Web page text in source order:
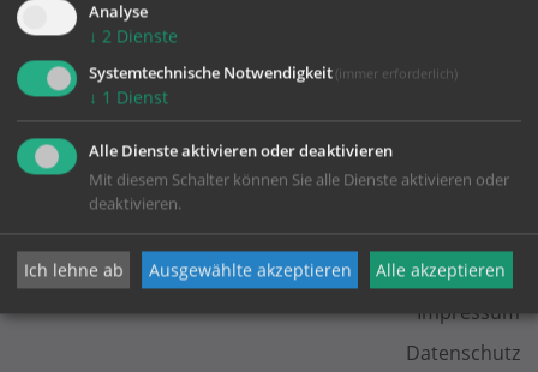
KONTAKT
Impressum
Datenschutz
Analyse
↓ 2 Dienste
Systemtechnische Notwendigkeit (immer erforderlich)
↓ 1 Dienst
Alle Dienste aktivieren oder deaktivieren
Mit diesem Schalter können Sie alle Dienste aktivieren oder
deaktivieren.
Ich lehne ab Ausgewählte akzeptieren Alle akzeptieren